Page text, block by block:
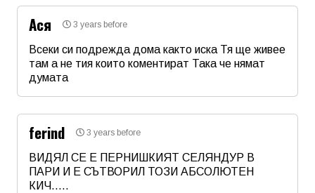
Ася
3 years before
Всеки си подрежда дома както иска Тя ще живее
там а не тия които коментират Така че нямат
думата
ferind 3 years before
ВИДЯЛ СЕ Е ПЕРНИШКИЯТ СЕЛЯНДУР В
ПАРИ И Е СЪТВОРИЛ ТОЗИ АБСОЛЮТЕН
КИЧ.....